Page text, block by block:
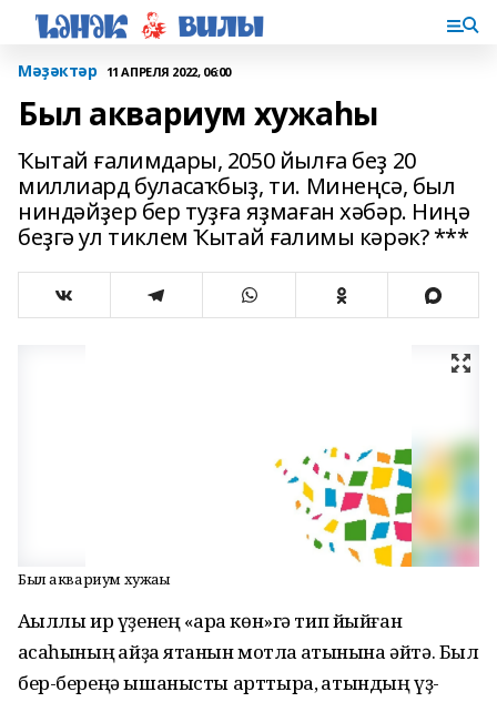
Мәҙәктәр 11 АПРЕЛЯ 2022, 06:00
Был аквариум хужаһы
Ҡытай ғалимдары, 2050 йылға беҙ 20
миллиард буласаҡбыҙ, ти. Минеңсә, был
ниндәйҙер бер туҙға яҙмаған хәбәр. Ниңә
беҙгә ул тиклем Ҡытай ғалимы кәрәк? ***
Был аквариум хужаһы
Аҡыллы ир үҙенең «ҡара көн»гә тип йыйған
аҡсаһының ҡайҙа ятҡанын мотлаҡ ҡатынына әйтә. Был
бер-береңә ышаныcты арттыра, ҡатындың үҙ-